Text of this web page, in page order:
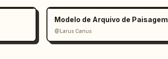
Modelo de Arquivo de Paisagem
@Larus Canus